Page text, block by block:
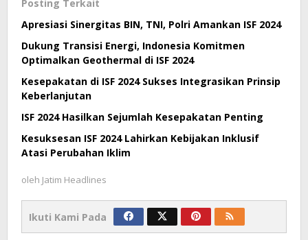
Posting Terkait
Apresiasi Sinergitas BIN, TNI, Polri Amankan ISF 2024
Dukung Transisi Energi, Indonesia Komitmen
Optimalkan Geothermal di ISF 2024
Kesepakatan di ISF 2024 Sukses Integrasikan Prinsip
Keberlanjutan
ISF 2024 Hasilkan Sejumlah Kesepakatan Penting
Kesuksesan ISF 2024 Lahirkan Kebijakan Inklusif
Atasi Perubahan Iklim
oleh Jatim Headlines
Ikuti Kami Pada